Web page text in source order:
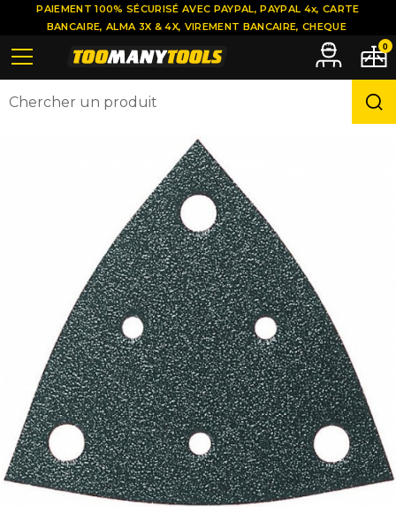
PAIEMENT 100% SÉCURISÉ AVEC PAYPAL, PAYPAL 4x, CARTE
BANCAIRE, ALMA 3X & 4X, VIREMENT BANCAIRE, CHEQUE
0